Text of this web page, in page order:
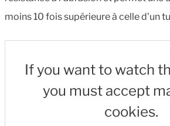
moins 10 fois supérieure à celle d'un
If you want to watch
you must accept
cookies.